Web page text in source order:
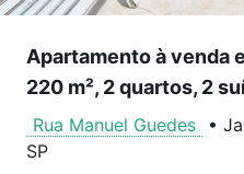
Apartamento à venda
220 m², 2 quartos, 2
Rua Manuel Guedes •
SP